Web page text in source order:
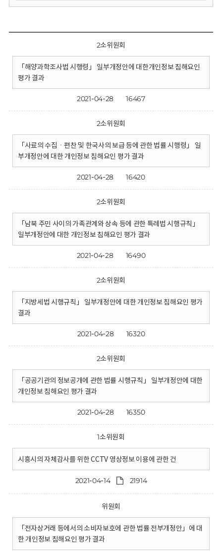
2소위원회
「해양과학조사법 시행령」 일부개정안에 대한개인정보 침해요인
평가 결과
2021-04-28 16467
2소위원회
「사료의 수집ㆍ편찬 및 한국사의 보급 등에 관한 법률 시행령」 일
부개정안에 대한 개인정보 침해요인 평가 결과
2021-04-28 16420
2소위원회
「남북 주민 사이의 가족관계와 상속 등에 관한 특례법 시행규칙」
일부개정안에 대한 개인정보 침해요인 평가 결과
2021-04-28 16490
2소위원회
「지방세법 시행규칙」 일부개정안에 대한 개인정보 침해요인 평가
결과
2021-04-28 16320
2소위원회
「공공기관의 정보공개에 관한 법률 시행규칙」 일부개정안에 대한
개인정보 침해요인 평가 결과
2021-04-28 16350
1소위원회
시흥시의 자체감사를 위한 CCTV 영상정보 이용에 관한 건
2021-04-14 21914
위원회
「전자상거래 등에서의 소비자보호에 관한 법률 전부개정안」에 대
한 개인정보 침해요인 평가 결과